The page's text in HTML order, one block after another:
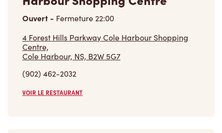
Ouvert - Fermeture22:00
4 Forest Hills Parkway Cole Harbour Shopping
Centre,
Cole Harbour, NS, B2W 5G7
(902) 462-2032
VOIR LE RESTAURANT